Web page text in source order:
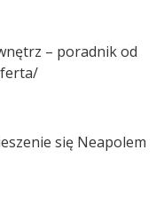
– poradnik od
się Neapolem